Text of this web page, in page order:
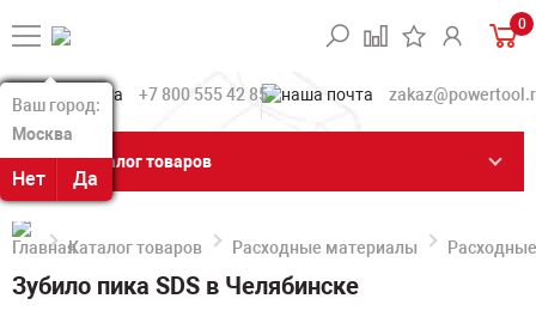
Ваш город:
Москва
Нет Да
Ваш город:
Москва
Нет Да
0
+7 800 555 42 85
Каталог товаров
Каталог товаров Расходные материалы
Зубило пика SDS в Челябинске